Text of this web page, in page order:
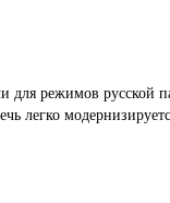
для режимов русской
легко